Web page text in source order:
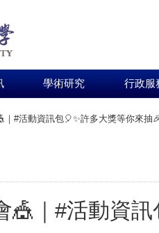
學術研究 行政服
｜#活動資訊包🎈✨許多大獎等你來抽
🎪｜#活動資訊